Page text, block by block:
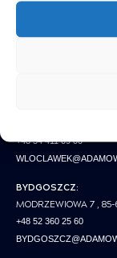
+48 54 411 09 00
BYDGOSZCZ:
MODRZEWIOWA 7 , 85-
+48 52 360 25 60